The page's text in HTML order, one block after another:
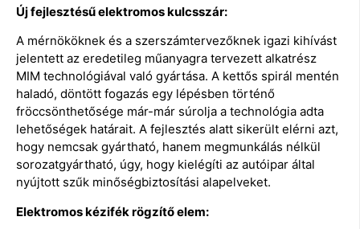
Új fejlesztésű elektromos kulcsszár:
A mérnököknek és a szerszámtervezőknek igazi kihívást
jelentett az eredetileg műanyagra tervezett alkatrész
MIM technológiával való gyártása. A kettős spirál mentén
haladó, döntött fogazás egy lépésben történő
fröccsönthetősége már-már súrolja a technológia adta
lehetőségek határait. A fejlesztés alatt sikerült elérni azt,
hogy nemcsak gyártható, hanem megmunkálás nélkül
sorozatgyártható, úgy, hogy kielégíti az autóipar által
nyújtott szűk minőségbiztosítási alapelveket.
Elektromos kézifék rögzítő elem: